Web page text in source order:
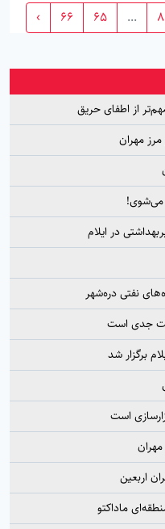
8
...
65
66
›
از اطفای حریق
مهران
می‌شوی!
نفتی دره‌شهر
جدی است
برگزار شد
است
اربعین
ماداکتو